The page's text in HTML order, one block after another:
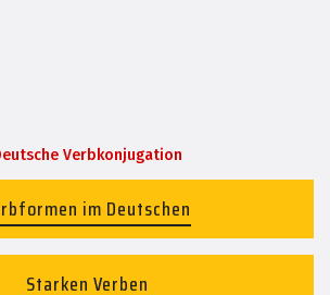
Verbkonjugation
im Deutschen
Starken Verben